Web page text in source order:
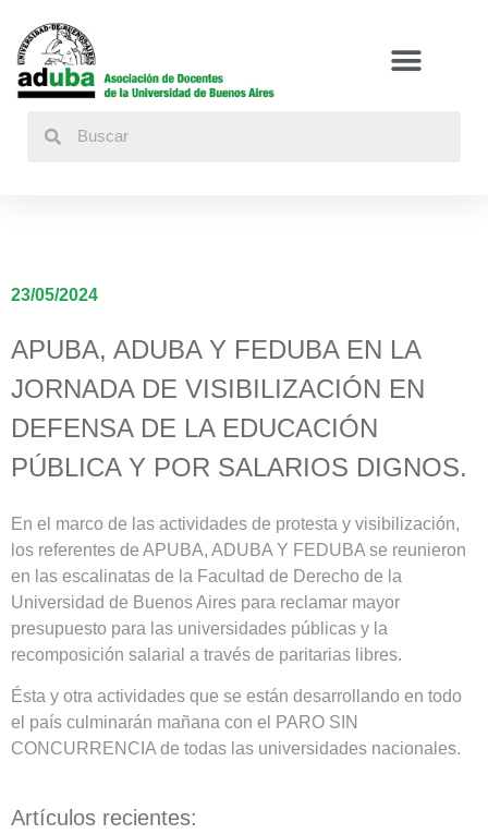
23/05/2024
APUBA, ADUBA Y FEDUBA EN LA
JORNADA DE VISIBILIZACIÓN EN
DEFENSA DE LA EDUCACIÓN
PÚBLICA Y POR SALARIOS DIGNOS.
En el marco de las actividades de protesta y visibilización,
los referentes de APUBA, ADUBA Y FEDUBA se reunieron
en las escalinatas de la Facultad de Derecho de la
Universidad de Buenos Aires para reclamar mayor
presupuesto para las universidades públicas y la
recomposición salarial a través de paritarias libres.
Ésta y otra actividades que se están desarrollando en todo
el país culminarán mañana con el PARO SIN
CONCURRENCIA de todas las universidades nacionales.
Artículos recientes: